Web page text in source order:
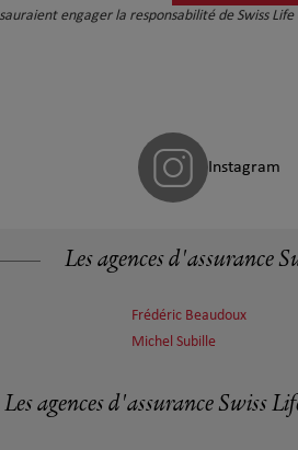
engager la responsabilité de
Instagram
Les agences d'assurance
Frédéric Beaudoux
Michel Subille
Les agences d'assurance Swiss